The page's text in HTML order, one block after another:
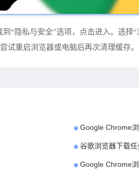
“隐私与安全”选项，点击进入。选
试重启浏览器或电脑后再次清理缓存。
Google Chrome
谷歌浏览器下载
Google Chrome